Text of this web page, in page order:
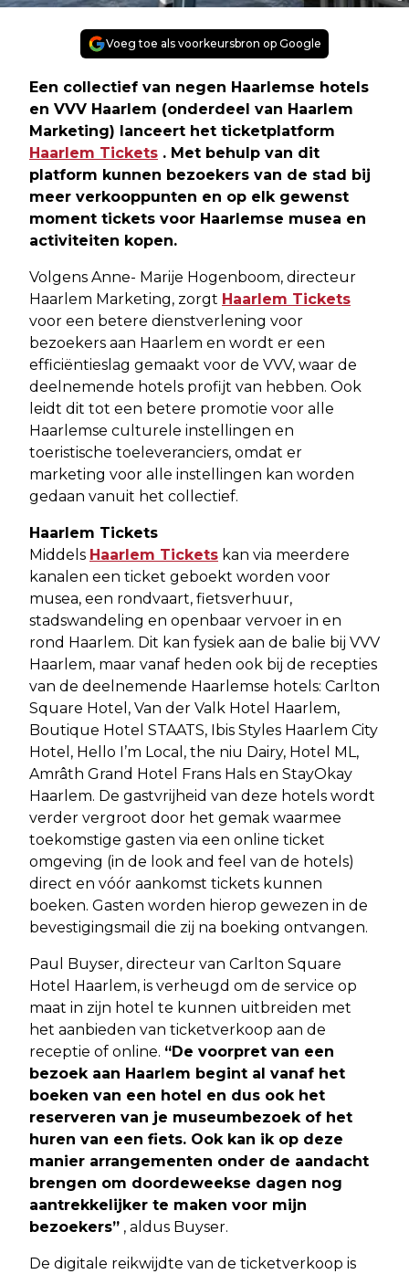
Voeg toe als voorkeursbron op Google
Een collectief van negen Haarlemse hotels
en VVV Haarlem (onderdeel van Haarlem
Marketing) lanceert het ticketplatform
Haarlem Tickets . Met behulp van dit
platform kunnen bezoekers van de stad bij
meer verkooppunten en op elk gewenst
moment tickets voor Haarlemse musea en
activiteiten kopen.
Volgens Anne- Marije Hogenboom, directeur
Haarlem Marketing, zorgt Haarlem Tickets
voor een betere dienstverlening voor
bezoekers aan Haarlem en wordt er een
efficiëntieslag gemaakt voor de VVV, waar de
deelnemende hotels profijt van hebben. Ook
leidt dit tot een betere promotie voor alle
Haarlemse culturele instellingen en
toeristische toeleveranciers, omdat er
marketing voor alle instellingen kan worden
gedaan vanuit het collectief.
Haarlem Tickets
Middels Haarlem Tickets kan via meerdere
kanalen een ticket geboekt worden voor
musea, een rondvaart, fietsverhuur,
stadswandeling en openbaar vervoer in en
rond Haarlem. Dit kan fysiek aan de balie bij VVV
Haarlem, maar vanaf heden ook bij de recepties
van de deelnemende Haarlemse hotels: Carlton
Square Hotel, Van der Valk Hotel Haarlem,
Boutique Hotel STAATS, Ibis Styles Haarlem City
Hotel, Hello I’m Local, the niu Dairy, Hotel ML,
Amrâth Grand Hotel Frans Hals en StayOkay
Haarlem. De gastvrijheid van deze hotels wordt
verder vergroot door het gemak waarmee
toekomstige gasten via een online ticket
omgeving (in de look and feel van de hotels)
direct en vóór aankomst tickets kunnen
boeken. Gasten worden hierop gewezen in de
bevestigingsmail die zij na boeking ontvangen.
Paul Buyser, directeur van Carlton Square
Hotel Haarlem, is verheugd om de service op
maat in zijn hotel te kunnen uitbreiden met
het aanbieden van ticketverkoop aan de
receptie of online. “De voorpret van een
bezoek aan Haarlem begint al vanaf het
boeken van een hotel en dus ook het
reserveren van je museumbezoek of het
huren van een fiets. Ook kan ik op deze
manier arrangementen onder de aandacht
brengen om doordeweekse dagen nog
aantrekkelijker te maken voor mijn
bezoekers” , aldus Buyser.
De digitale reikwijdte van de ticketverkoop is